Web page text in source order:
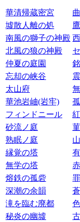
華清帰蔵密宮
墟散人離の処
南風の獅子の神殿
北風の狼の神殿
仲夏の庭園
忘却の峡谷
太山府
華池岩岫(岩牢)
フィンドニール
砂流ノ庭
熟眠ノ庭
縁覚の塔
無学の塔
熔鉄の孤砦
深潮の余韻
滝を臨む廃都
秘炎の幽墟